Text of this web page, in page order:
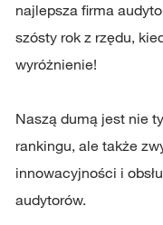
najlepsza firma
szósty rok z rzędu,
wyróżnienie!
Naszą dumą jest nie
rankingu, ale także
innowacyjności i
audytorów.